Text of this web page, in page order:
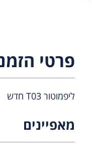
פרטי
ליפמוטור T03 חדש
מאפיינים